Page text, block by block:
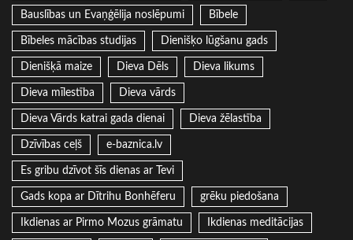
Bauslības un Evaņģēlija noslēpumi Bībele
Bībeles mācības studijas Dienišķo lūgšanu gads
Dienišķā maize Dieva Dēls Dieva likums
Dieva mīlestība Dieva vārds
Dieva Vārds katrai gada dienai Dieva žēlastība
Dzīvības ceļš e-baznica.lv
Es gribu dzīvot šīs dienas ar Tevi
Gads kopa ar Dītrihu Bonhēferu grēku piedošana
Ikdienas ar Pirmo Mozus grāmatu Ikdienas meditācijas